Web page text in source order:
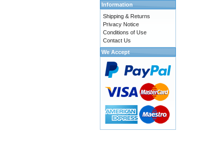
Information
Shipping & Returns
Privacy Notice
Conditions of Use
Contact Us
We Accept